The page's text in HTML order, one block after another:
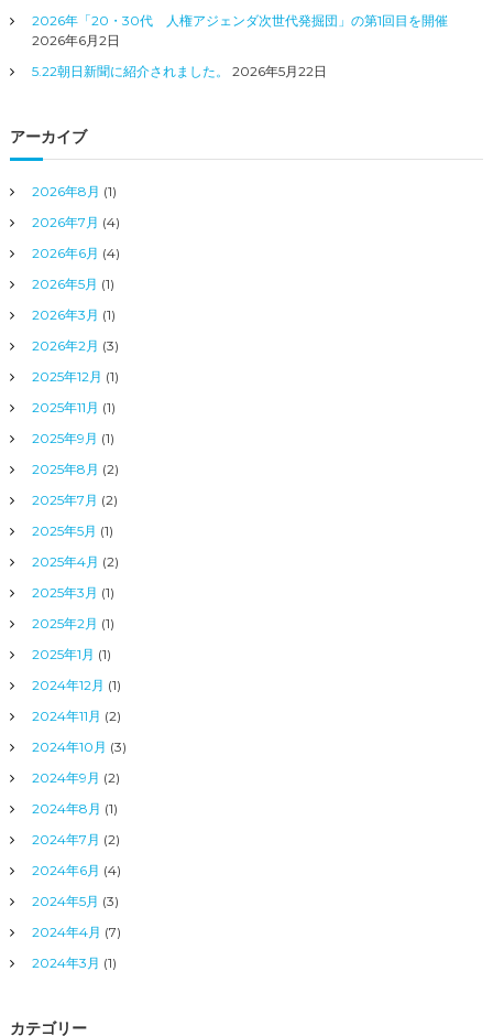
2026年「20・30代 人権アジェンダ次世代発掘団」の第1回目を開催
2026年6月2日
5.22朝日新聞に紹介されました。
2026年5月22日
アーカイブ
2026年8月 (1)
2026年7月 (4)
2026年6月 (4)
2026年5月 (1)
2026年3月 (1)
2026年2月 (3)
2025年12月 (1)
2025年11月 (1)
2025年9月 (1)
2025年8月 (2)
2025年7月 (2)
2025年5月 (1)
2025年4月 (2)
2025年3月 (1)
2025年2月 (1)
2025年1月 (1)
2024年12月 (1)
2024年11月 (2)
2024年10月 (3)
2024年9月 (2)
2024年8月 (1)
2024年7月 (2)
2024年6月 (4)
2024年5月 (3)
2024年4月 (7)
2024年3月 (1)
カテゴリー